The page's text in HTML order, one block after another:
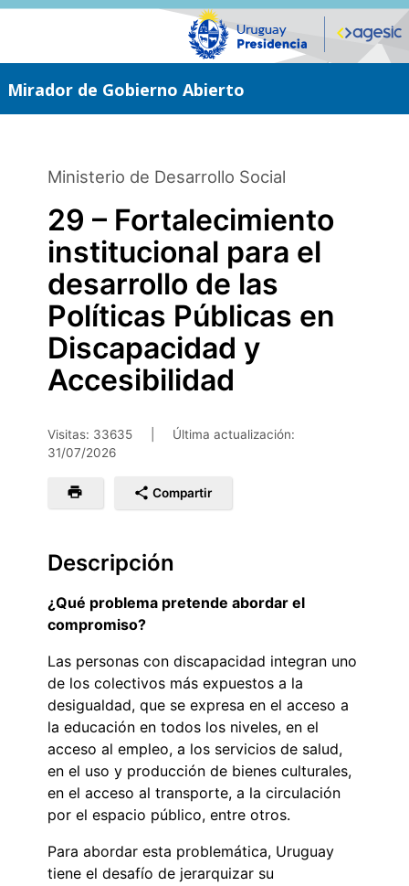
Saltar
Mirador de Gobierno Abierto
Ministerio de Desarrollo Social
29 – Fortalecimiento
institucional para el
desarrollo de las
Políticas Públicas en
Discapacidad y
Accesibilidad
Visitas: 33635
Última actualización:
31/07/2026
Compartir
Descripción
¿Qué problema pretende abordar el
compromiso?
Las personas con discapacidad integran uno
de los colectivos más expuestos a la
desigualdad, que se expresa en el acceso a
la educación en todos los niveles, en el
acceso al empleo, a los servicios de salud,
en el uso y producción de bienes culturales,
en el acceso al transporte, a la circulación
por el espacio público, entre otros.
Para abordar esta problemática, Uruguay
tiene el desafío de jerarquizar su